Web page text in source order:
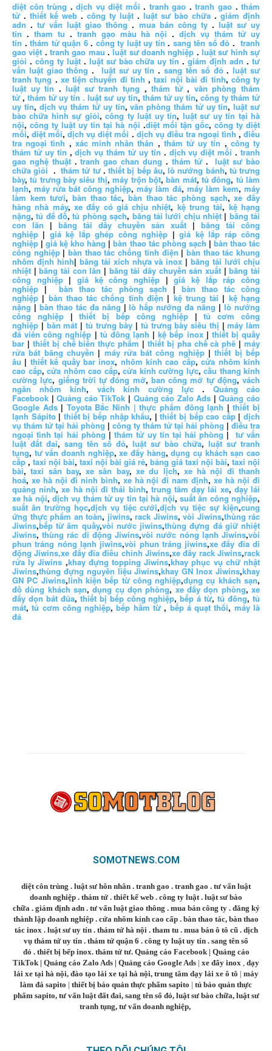
diệt côn trùng .dịch vụ diệt mối . tranh gao .tranh gao .thám
tử . thiết kế web . công ty luật . luật sư bào chữa . giám định
adn .tư vấn luật giao thông . mua bán công ty. luật sư uy
tín . tham tu . tranh gạo màu hà nội .dịch vụ thám tử uy
tín .thám tử quận 6. công ty luật uy tín . sang tên sổ đỏ .tranh
gao việt .tranh gao mau .luật sư doanh nghiệp .luật sư hình sự
giỏi . công ty luật. luật sư bào chữa uy tín .giám định adn .tư
vấn luật giao thông . luật sư uy tín .sang tên sổ đỏ.luật sư
tranh tụng . xe tiện chuyến đi tỉnh ,taxi nội bài đi tỉnh, công ty
luật uy tín .luật sư tranh tụng ,thám tử, văn phòng thám
tử ,thám tử uy tín . luật sư uy tín, thám tử uy tín, công ty thám tử
uy tín, dịch vụ thám tử uy tín,văn phòng thám tử uy tín,luật sư
bào chữa hình sự giỏi,công ty luật uy tín, luật sư uy tín tại hà
nội,công ty luật uy tín tại hà nội .diệt mối tận gốc, công ty diệt
mối,diệt mối,dịch vụ diệt mối . dịch vụ điều tra ngoại tình ,điều
tra ngoại tình , xác minh nhân thân , thám tử uy tín , công ty
thám tử uy tín ,dịch vụ thám tử uy tín . dịch vụ diệt mối .tranh
gao nghệ thuật.tranh gao chan dung . thám tử.luật sư bào
chữa giỏi .thám tử tư.thiết bị bếp âu,lò nướng bánh, tủ trưng
bày,tủ trưng bày siêu thị,máy trộn bột,bàn mát, tủ đông, tủ làm
lạnh, máy rửa bát công nghiệp, máy làm đá, máy làm kem, máy
làm kem tươi,bàn thao tác,bàn thao tác phòng sạch,xe đẩy
hàng nhà máy, xe đẩy có giá chịu nhiệt, kệ trung tải, kệ hạng
nặng,tủ để đồ,tủ phòng sạch, băng tải lưới chịu nhiệt| băng tải
con lăn | băng tải dây chuyền sản xuất | băng tải công
nghiệp | giá kệ lắp ghép công nghiệp |giá kệ lắp ráp công
nghiệp |giá kệ kho hàng |bàn thao tác phòng sạch | bàn thao tác
công nghiệp|bàn thao tác chống tĩnh điện | bàn thao tác khung
nhôm định hình| băng tải xích nhựa và inox |băng tải lưới chịu
nhiệt |băng tải con lăn | băng tải dây chuyền sản xuất |băng tải
công nghiệp|giá kệ công nghiệp |giá kệ lắp ráp công
nghiệp |bàn thao tác phòng sạch | bàn thao tác công
nghiệp | bàn thao tác chống tĩnh điện | kệ trung tải | kệ hạng
nặng | bàn thao tác đa năng |lò hấp nướng đa năng |lò nướng
công nghiệp|thiết bị bếp công nghiệp|tủ cơm công
nghiệp | bàn mát | tủ trưng bày | tủ trưng bày siêu thị |máy làm
đá viên công nghiệp | tủ đông lạnh |kệ bếp inox| thiết bị quầy
bar | thiết bị chế biến thực phẩm | thiết bị pha chế cà phê | máy
rửa bát băng chuyền | máy rửa bát công nghiệp|thiết bị bếp
âu | thiết kế quầy bar inox, nhôm kính cao cấp,cửa nhôm kính
cao cấp, cửa nhôm cao cấp, cửa kính cường lực, cầu thang kính
cường lực, giếng trời tự đóng mở, ban công mở tự động, vách
ngăn nhôm kính, vách kính cường lực . Quảng cáo
Facebook |Quảng cáo TikTok | Quảng cáo Zalo Ads |Quảng cáo
Google Ads| Toyota Bắc Ninh | thực phẩm đông lạnh |thiết bị
lạnh Sápito | thiết bị bếp nhập khẩu, |thiết bị bếp cao cấp|dịch
vụ thám tử tại hải phòng | công ty thám tử tại hải phòng | điều tra
ngoại tình tại hải phòng |thám tử uy tín tại hải phòng | tư vấn
luật đất đai, sang tên sổ đỏ, luật sư bào chữa, luật sư tranh
tụng, tư vấn doanh nghiệp,xe đẩy hàng,dụng cụ khách sạn cao
cấp , taxi nội bài, taxi nội bài giá rẻ, bảng giá taxi nội bài, taxi nội
bài,taxi sân bay,xe sân bay,xe du lịch, xe hà nội đi thanh
hoá, xe hà nội đi ninh bình, xe hà nội đi nam định,xe hà nội đi
quảng ninh,xe hà nội đi thái bình, trung tâm dạy lái xe, dạy lái
xe hà nội,dịch vụ thám tử uy tín tại hà nội,suất ăn công nghiệp,
suất ăn trường học,dịch vụ tiệc cưới,dịch vụ tiệc sự kiện,cung
ứng thực phẩm an toàn, jiwins, rack Jiwins, vòi Jiwins,thùng rác
Jiwins,bếp từ âm quầy,vòi nước jiwins,thùng đựng đá giữ nhiệt
Jiwins,thùng rác di động Jiwins,vòi nước nóng lạnh Jiwins,vòi
phun tráng nóng lạnh jiwins,vòi phun tráng jiwins,xe đẩy đĩa di
động Jiwins,xe đẩy đĩa điều chỉnh Jiwins,xe đẩy rack Jiwins,rack
rửa ly Jiwins ,khay đựng topping Jiwins,khay phục vụ chữ nhật
Jiwins,thùng đựng nguyên liệu Jiwins,khay GN Inox Jiwins,khay
GN PC Jiwins,linh kiện bếp từ công nghiệp,dụng cụ khách sạn,
đồ dùng khách sạn,dụng cụ dọn phòng, xe đẩy dọn phòng,xe
đẩy dọn bát đũa, thiết bị bếp công nghiệp,bếp á từ,tủ đông,tủ
mát,tủ cơm công nghiệp,bếp hầm từ , bếp á quạt thổi, máy là
đá
SOMOTNEWS.COM
diệt côn trùng . luật sư hôn nhân . tranh gao . tranh gao . tư vấn luật
doanh nghiệp . thám tử . thiết kế web . công ty luật. luật sư bào
chữa. giám định adn. tư vấn luật giao thông . mua bán công ty. đăng ký
thành lập doanh nghiệp . cửa nhôm kính cao cấp . bàn thao tác, bàn thao
tác inox. luật sư uy tín. thám tử hà nội. tham tu. mua bán ô tô cũ. dịch
vụ thám tử uy tín . thám tử quận 6 . công ty luật uy tín . sang tên sổ
đỏ . thiết bị bếp inox. thám tử tư. Quảng cáo Facebook| Quảng cáo
TikTok | Quảng cáo Zalo Ads | Quảng cáo Google Ads | xe đẩy inox , dạy
lái xe tại hà nội, đào tạo lái xe tại hà nội, trung tâm dạy lái xe ô tô | máy
làm đá sapito | thiết bị bảo quản thực phẩm sapito | tủ bảo quản thực
phẩm sapito, tư vấn luật đất đai, sang tên sổ đỏ, luật sư bào chữa, luật sư
tranh tụng, tư vấn doanh nghiệp,